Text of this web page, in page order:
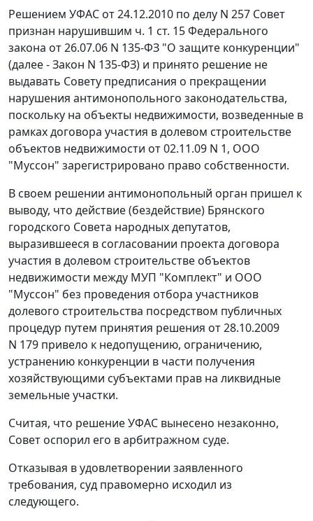
Решением УФАС от 24.12.2010 по делу N 257 Совет
признан нарушившим ч. 1 ст. 15Федерального
закона от 26.07.06 N 135-ФЗ "О защите конкуренции"
(далее - Закон N 135-ФЗ) и принято решение не
выдавать Совету предписания о прекращении
нарушения антимонопольного законодательства,
поскольку на объекты недвижимости, возведенные в
рамках договора участия в долевом строительстве
объектов недвижимости от 02.11.09 N 1, ООО
"Муссон" зарегистрировано право собственности.
В своем решении антимонопольный орган пришел к
выводу, что действие (бездействие) Брянского
городского Совета народных депутатов,
выразившееся в согласовании проекта договора
участия в долевом строительстве объектов
недвижимости между МУП "Комплект" и ООО
"Муссон" без проведения отбора участников
долевого строительства посредством публичных
процедур путем принятия решения от 28.10.2009
N 179 привело к недопущению, ограничению,
устранению конкуренции в части получения
хозяйствующими субъектами прав на ликвидные
земельные участки.
Считая, что решение УФАС вынесено незаконно,
Совет оспорил его в арбитражном суде.
Отказывая в удовлетворении заявленного
требования, суд правомерно исходил из
следующего.